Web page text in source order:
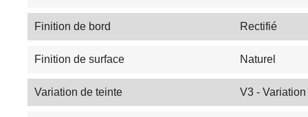
Finition de bord Rectifié
Finition de surface Naturel
Variation de teinte V3 -